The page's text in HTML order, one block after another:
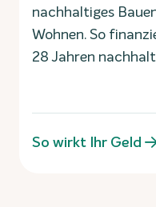
nachhaltiges
Wohnen. So
28 Jahren
So wirkt Ihr Geld